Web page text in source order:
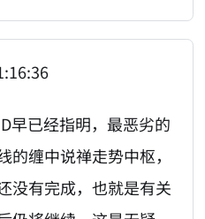
早已经指明，最恶劣的
缠中说禅走势中枢，
没有完成，也就是有关